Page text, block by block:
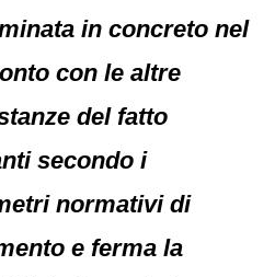
in concreto nel
con le altre
del fatto
secondo i
normativi di
e ferma la